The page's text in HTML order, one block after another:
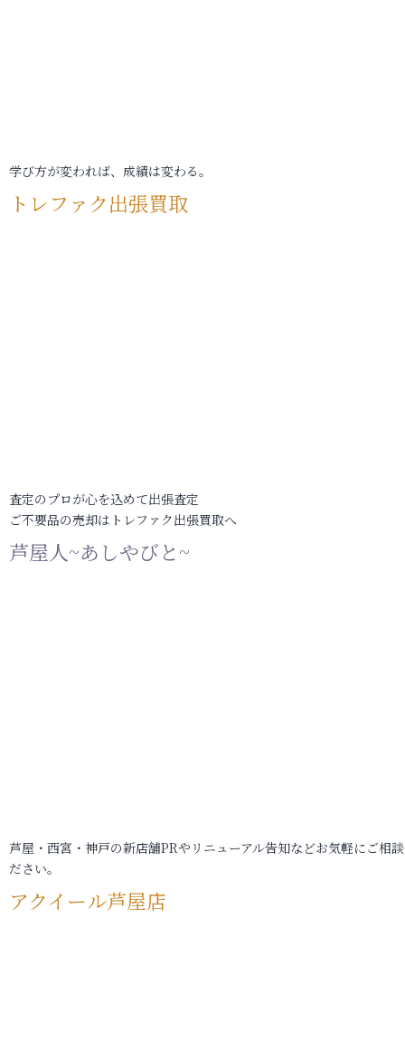
学び方が変われば、成績は変わる。
トレファク出張買取
査定のプロが心を込めて出張査定
ご不要品の売却はトレファク出張買取へ
芦屋人~あしやびと~
芦屋・西宮・神戸の新店舗PRやリニューアル告知などお気軽にご相
ださい。
アクイール芦屋店